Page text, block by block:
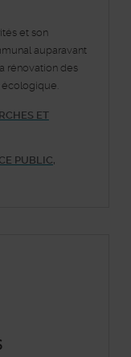
et son
auparavant
rénovation des
écologique.
ET
PUBLIC,